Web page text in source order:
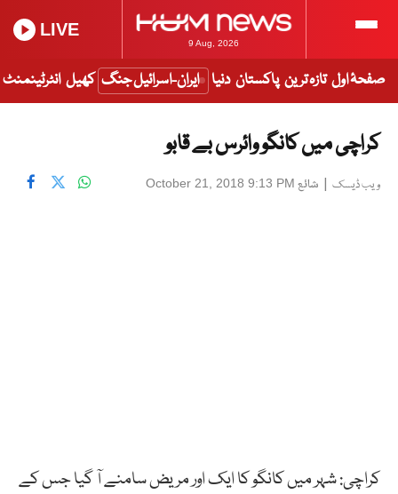
9 Aug, 2026
LIVE
صفحۂ اول تازہ ترین پاکستان دنیا ایران-اسرائیل جنگ کھیل انٹرٹینمنٹ
کراچی میں کانگو وائرس بے قابو
ویب ڈیسک | شائع October 21, 2018 9:13 PM
کراچی: شہر میں کانگو کا ایک اور مریض سامنے آ گیا جس کے